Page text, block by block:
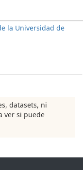
la Universidad de
datasets, ni
ver si puede